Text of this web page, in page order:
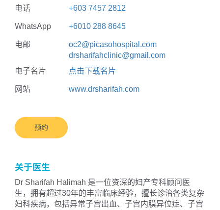
电话 +603 7457 2812
WhatsApp +6010 288 8645
电邮
oc2@picasohospital.com
drsharifahclinic@gmail.com
电子名片
点击下载名片
网站 www.drsharifah.com
预约
关于医生
Dr Sharifah Halimah 是一位资深的妇产专科顾问医
生，拥有超过30年的丰富临床经验，擅长诊治各类复杂
妇科疾病，包括异常子宫出血、子宫内膜异位症、子宫